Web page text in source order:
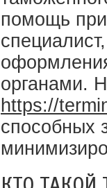
помощь
органами.
https://
способных